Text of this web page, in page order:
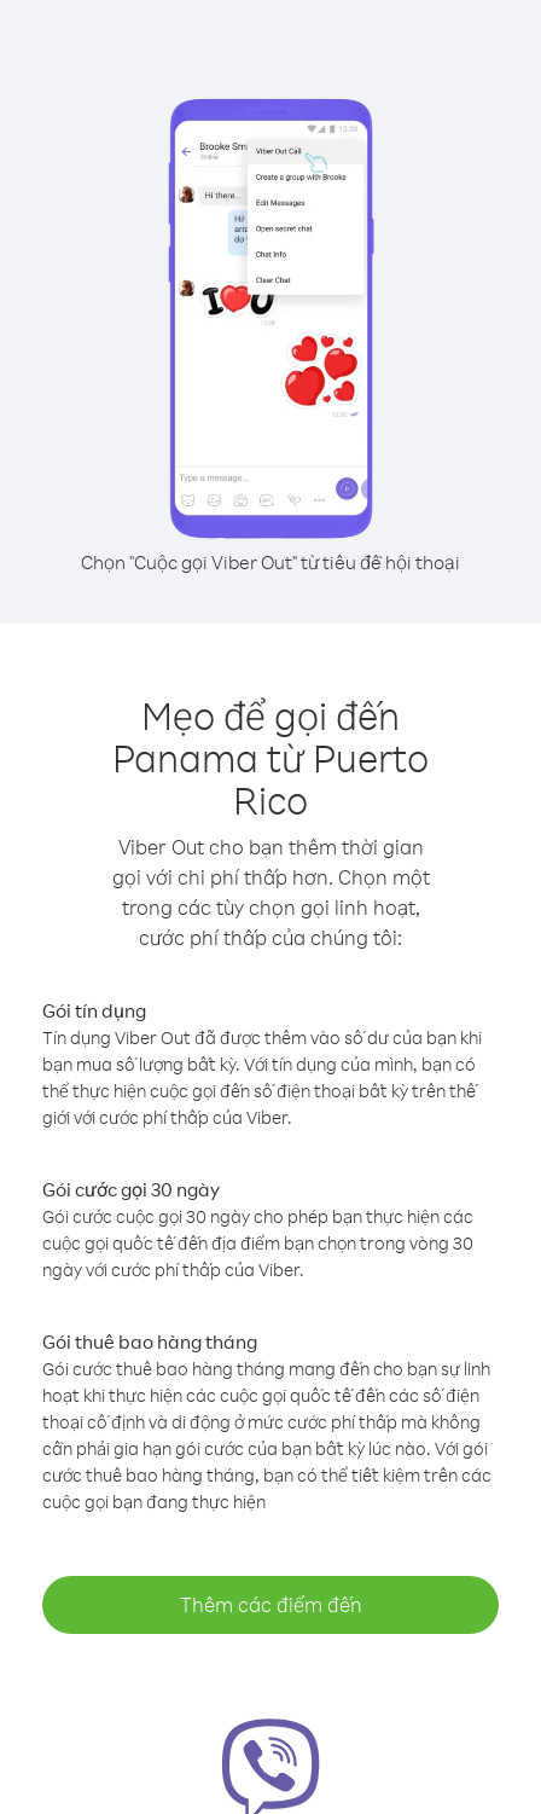
Chọn "Cuộc gọi Viber Out" từ tiêu đề hội thoại
Mẹo để gọi đến
Panama từ Puerto
Rico
Viber Out cho bạn thêm thời gian
gọi với chi phí thấp hơn. Chọn một
trong các tùy chọn gọi linh hoạt,
cước phí thấp của chúng tôi:
Gói tín dụng
Tín dụng Viber Out đã được thêm vào số dư của bạn khi
bạn mua số lượng bất kỳ. Với tín dụng của mình, bạn có
thể thực hiện cuộc gọi đến số điện thoại bất kỳ trên thế
giới với cước phí thấp của Viber.
Gói cước gọi 30 ngày
Gói cước cuộc gọi 30 ngày cho phép bạn thực hiện các
cuộc gọi quốc tế đến địa điểm bạn chọn trong vòng 30
ngày với cước phí thấp của Viber.
Gói thuê bao hàng tháng
Gói cước thuê bao hàng tháng mang đến cho bạn sự linh
hoạt khi thực hiện các cuộc gọi quốc tế đến các số điện
thoại cố định và di động ở mức cước phí thấp mà không
cần phải gia hạn gói cước của bạn bất kỳ lúc nào. Với gói
cước thuê bao hàng tháng, bạn có thể tiết kiệm trên các
cuộc gọi bạn đang thực hiện
Thêm các điểm đến